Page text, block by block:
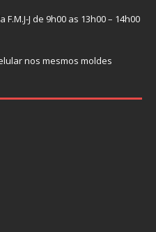
F.M.J-J de 9h00 as 13h00 – 14h00
nos mesmos moldes